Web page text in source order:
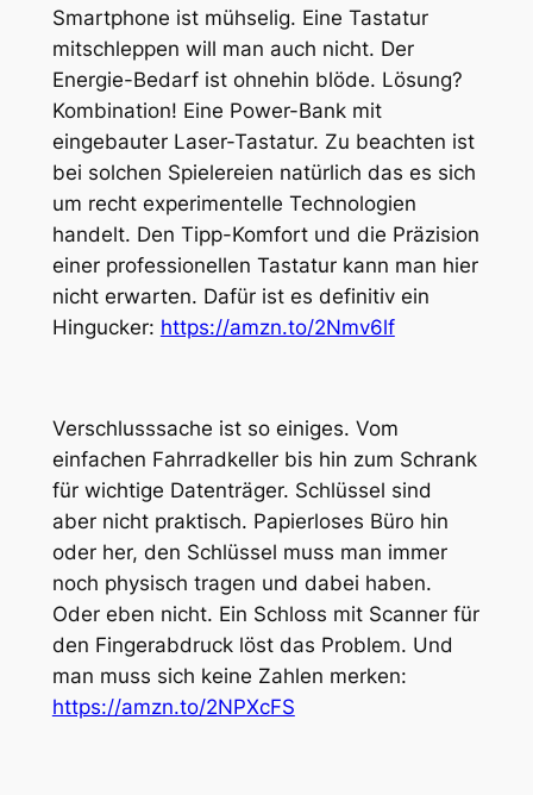
Smartphone ist mühselig. Eine Tastatur
mitschleppen will man auch nicht. Der
Energie-Bedarf ist ohnehin blöde. Lösung?
Kombination! Eine Power-Bank mit
eingebauter Laser-Tastatur. Zu beachten ist
bei solchen Spielereien natürlich das es sich
um recht experimentelle Technologien
handelt. Den Tipp-Komfort und die Präzision
einer professionellen Tastatur kann man hier
nicht erwarten. Dafür ist es definitiv ein
Hingucker: https://amzn.to/2Nmv6lf
Verschlusssache ist so einiges. Vom
einfachen Fahrradkeller bis hin zum Schrank
für wichtige Datenträger. Schlüssel sind
aber nicht praktisch. Papierloses Büro hin
oder her, den Schlüssel muss man immer
noch physisch tragen und dabei haben.
Oder eben nicht. Ein Schloss mit Scanner für
den Fingerabdruck löst das Problem. Und
man muss sich keine Zahlen merken:
https://amzn.to/2NPXcFS